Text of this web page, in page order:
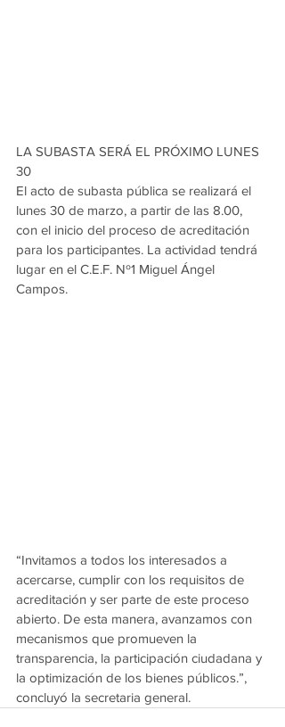
LA SUBASTA SERÁ EL PRÓXIMO LUNES
30
El acto de subasta pública se realizará el
lunes 30 de marzo, a partir de las 8.00,
con el inicio del proceso de acreditación
para los participantes. La actividad tendrá
lugar en el C.E.F. Nº1 Miguel Ángel
Campos.
“Invitamos a todos los interesados a
acercarse, cumplir con los requisitos de
acreditación y ser parte de este proceso
abierto. De esta manera, avanzamos con
mecanismos que promueven la
transparencia, la participación ciudadana y
la optimización de los bienes públicos.”,
concluyó la secretaria general.